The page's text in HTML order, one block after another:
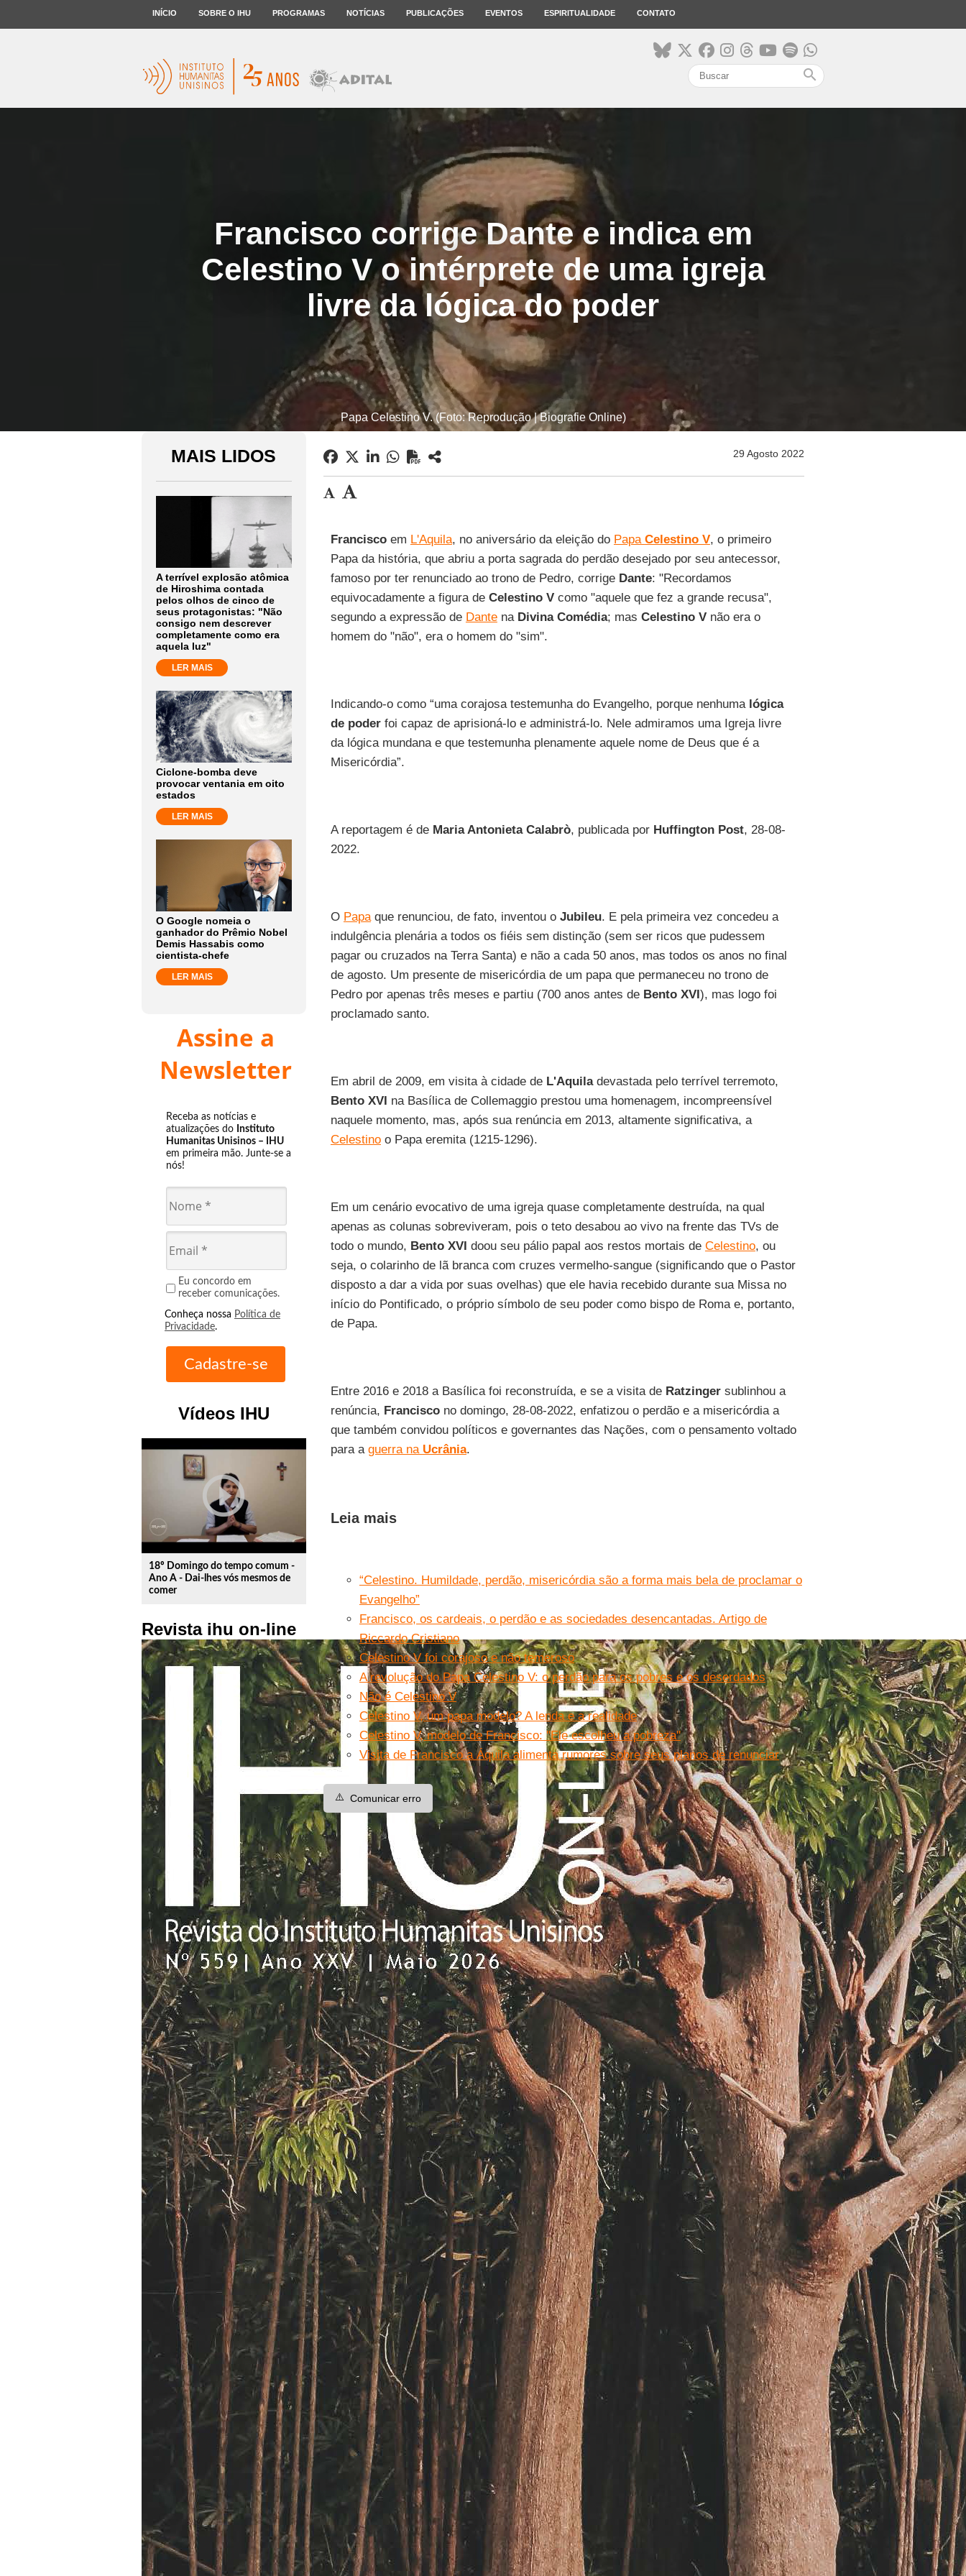
INÍCIO SOBRE O IHU PROGRAMAS NOTÍCIAS PUBLICAÇÕES EVENTOS ESPIRITUALIDADE CONTATO
search
Francisco corrige Dante e indica em
Celestino V o intérprete de uma igreja
livre da lógica do poder
Papa Celestino V. (Foto: Reprodução | Biografie Online)
MAIS LIDOS
A terrível explosão atômica
de Hiroshima contada
pelos olhos de cinco de
seus protagonistas: "Não
consigo nem descrever
completamente como era
aquela luz"
LER MAIS
Ciclone-bomba deve
provocar ventania em oito
estados
LER MAIS
O Google nomeia o
ganhador do Prêmio Nobel
Demis Hassabis como
cientista-chefe
LER MAIS
Assine a
Newsletter
Receba as notícias e
atualizações do Instituto
Humanitas Unisinos – IHU
em primeira mão. Junte-se a
nós!
Eu concordo em
receber comunicações.
Conheça nossa Política de
Privacidade.
Vídeos IHU
play_circle_outline
18º Domingo do tempo comum -
Ano A - Dai-lhes vós mesmos de
comer
Revista ihu on-line
29 Agosto 2022
Franciscoem L'Aquila, no aniversário da eleição do Papa Celestino V, o primeiro
Papa da história, que abriu a porta sagrada do perdão desejado por seu antecessor,
famoso por ter renunciado ao trono de Pedro, corrige Dante: "Recordamos
equivocadamente a figura de Celestino Vcomo "aquele que fez a grande recusa",
segundo a expressão de Dantena Divina Comédia; mas Celestino Vnão era o
homem do "não", era o homem do "sim".
Indicando-o como “uma corajosa testemunha do Evangelho, porque nenhuma lógica
de poderfoi capaz de aprisioná-lo e administrá-lo. Nele admiramos uma Igreja livre
da lógica mundana e que testemunha plenamente aquele nome de Deus que é a
Misericórdia”.
A reportagem é de Maria Antonieta Calabrò, publicada por Huffington Post, 28-08-
2022.
O Papaque renunciou, de fato, inventou o Jubileu. E pela primeira vez concedeu a
indulgência plenária a todos os fiéis sem distinção (sem ser ricos que pudessem
pagar ou cruzados na Terra Santa) e não a cada 50 anos, mas todos os anos no final
de agosto. Um presente de misericórdia de um papa que permaneceu no trono de
Pedro por apenas três meses e partiu (700 anos antes de Bento XVI), mas logo foi
proclamado santo.
Em abril de 2009, em visita à cidade de L'Aquiladevastada pelo terrível terremoto,
Bento XVI na Basílica de Collemaggio prestou uma homenagem, incompreensível
naquele momento, mas, após sua renúncia em 2013, altamente significativa, a
Celestinoo Papa eremita (1215-1296).
Em um cenário evocativo de uma igreja quase completamente destruída, na qual
apenas as colunas sobreviveram, pois o teto desabou ao vivo na frente das TVs de
todo o mundo, Bento XVI doou seu pálio papal aos restos mortais de Celestino, ou
seja, o colarinho de lã branca com cruzes vermelho-sangue (significando que o Pastor
disposto a dar a vida por suas ovelhas) que ele havia recebido durante sua Missa no
início do Pontificado, o próprio símbolo de seu poder como bispo de Roma e, portanto,
de Papa.
Entre 2016 e 2018 a Basílica foi reconstruída, e se a visita de Ratzingersublinhou a
renúncia, Franciscono domingo, 28-08-2022, enfatizou o perdão e a misericórdia a
que também convidou políticos e governantes das Nações, com o pensamento voltado
para a guerra na Ucrânia.
Leia mais
“Celestino. Humildade, perdão, misericórdia são a forma mais bela de proclamar o
Evangelho”
Francisco, os cardeais, o perdão e as sociedades desencantadas. Artigo de
Riccardo Cristiano
Celestino V foi corajoso e não temeroso
A revolução do Papa Celestino V: o perdão para os pobres e os deserdados
Não é Celestino V
Celestino V, um papa modelo? A lenda e a realidade
Celestino V, modelo de Francisco: ''Ele escolheu a pobreza''
Visita de Francisco a Áquila alimenta rumores sobre seus planos de renunciar
⚠️ Comunicar erro